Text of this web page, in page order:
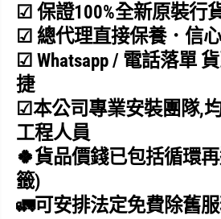
3
0
6
公
升
下
置
式
冷
凍
型
智
能
變
3
3
0
6
公
升
置
式
凍
型
能
變
☑ 保證100%全新原裝
☑ 總代理直接保養．信
☑ Whatsapp / 電話落單
捷
☑本公司專業安裝團隊,
工程人員
🍀貨品價錢已包括循環
籤)
🚛可安排法定免費除舊